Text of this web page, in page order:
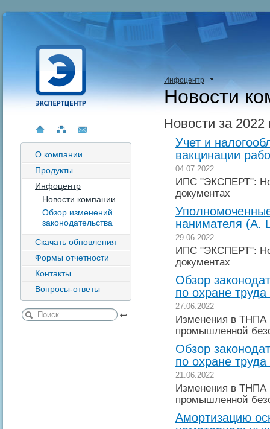
О компании
Продукты
Инфоцентр
Новости компании
Обзор изменений
законодательства
Скачать обновления
Формы отчетности
Контакты
Вопросы-ответы
Инфоцентр
Новости
Новости за 2022
Учет и
вакцинации
04.07.2022
ИПС "ЭКСПЕРТ":
документах
нанимателя (А.
29.06.2022
ИПС "ЭКСПЕРТ":
документах
Обзор
по охране
27.06.2022
Изменения в ТНПА
промышленной
Обзор
по охране
21.06.2022
Изменения в ТНПА
промышленной
Амортизацию